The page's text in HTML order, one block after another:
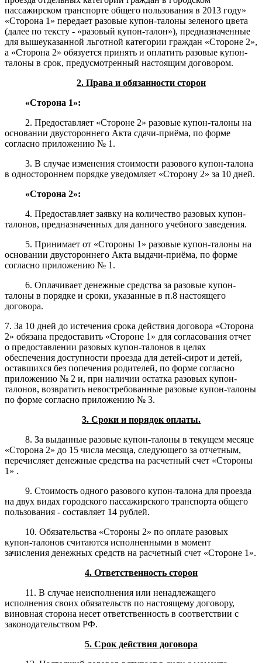
пассажирском транспорте общего пользования в 2013 году»
«Сторона 1» передает разовые купон-талоны зеленого цвета
(далее по тексту - «разовый купон-талон»), предназначенные
для вышеуказанной льготной категории граждан «Стороне 2»,
а «Сторона 2» обязуется принять и оплатить разовые купон-
талоны в срок, предусмотренный настоящим договором.
2. Права и обязанности сторон
«Сторона 1»:
2. Предоставляет «Стороне 2» разовые купон-талоны на
основании двустороннего Акта сдачи-приёма, по форме
согласно приложению № 1.
3. В случае изменения стоимости разового купон-талона
в одностороннем порядке уведомляет «Сторону 2» за 10 дней.
«Сторона 2»:
4. Предоставляет заявку на количество разовых купон-
талонов, предназначенных для данного учебного заведения.
5. Принимает от «Стороны 1» разовые купон-талоны на
основании двустороннего Акта выдачи-приёма, по форме
согласно приложению № 1.
6. Оплачивает денежные средства за разовые купон-
талоны в порядке и сроки, указанные в п.8 настоящего
договора.
7. За 10 дней до истечения срока действия договора «Сторона
2» обязана предоставить «Стороне 1» для согласования отчет
о предоставлении разовых купон-талонов в целях
обеспечения доступности проезда для детей-сирот и детей,
оставшихся без попечения родителей, по форме согласно
приложению № 2 и, при наличии остатка разовых купон-
талонов, возвратить невостребованные разовые купон-талоны
по форме согласно приложению № 3.
3. Сроки и порядок оплаты.
8. За выданные разовые купон-талоны в текущем месяце
«Сторона 2» до 15 числа месяца, следующего за отчетным,
перечисляет денежные средства на расчетный счет «Стороны
1» .
9. Стоимость одного разового купон-талона для проезда
на двух видах городского пассажирского транспорта общего
пользования - составляет 14 рублей.
10. Обязательства «Стороны 2» по оплате разовых
купон-талонов считаются исполненными в момент
зачисления денежных средств на расчетный счет «Стороне 1».
4. Ответственность сторон
11. В случае неисполнения или ненадлежащего
исполнения своих обязательств по настоящему договору,
виновная сторона несет ответственность в соответствии с
законодательством РФ.
5. Срок действия договора